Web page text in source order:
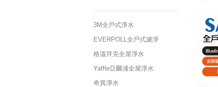
3M全戶式淨水
EVERPOLL全戶式濾淨
格溫拜克全屋淨水
Yaffle亞爾浦全屋淨水
奇異淨水